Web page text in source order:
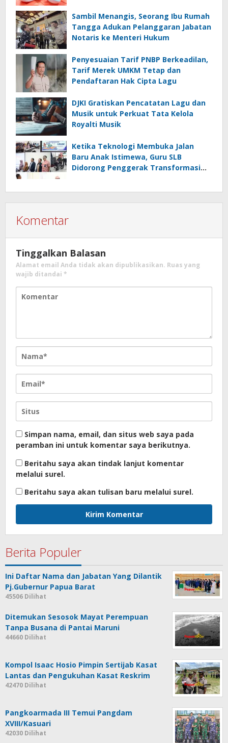
Sambil Menangis, Seorang Ibu Rumah
Tangga Adukan Pelanggaran Jabatan
Notaris ke Menteri Hukum
Penyesuaian Tarif PNBP Berkeadilan,
Tarif Merek UMKM Tetap dan
Pendaftaran Hak Cipta Lagu
DJKI Gratiskan Pencatatan Lagu dan
Musik untuk Perkuat Tata Kelola
Royalti Musik
Ketika Teknologi Membuka Jalan
Baru Anak Istimewa, Guru SLB
Didorong Penggerak Transformasi
Komentar
Tinggalkan Balasan
Alamat email Anda tidak akan dipublikasikan. Ruas yang
wajib ditandai *
Simpan nama, email, dan situs web saya pada
peramban ini untuk komentar saya berikutnya.
Beritahu saya akan tindak lanjut komentar
melalui surel.
Beritahu saya akan tulisan baru melalui surel.
Berita Populer
Ini Daftar Nama dan Jabatan Yang Dilantik
Pj.Gubernur Papua Barat
45506 Dilihat
Ditemukan Sesosok Mayat Perempuan
Tanpa Busana di Pantai Maruni
44660 Dilihat
Kompol Isaac Hosio Pimpin Sertijab Kasat
Lantas dan Pengukuhan Kasat Reskrim
42470 Dilihat
Pangkoarmada III Temui Pangdam
XVIII/Kasuari
42030 Dilihat